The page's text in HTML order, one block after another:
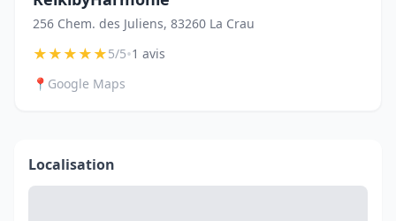
256 Chem. des Juliens, 83260 La Crau
★★★★★5/5•1 avis
📍 Google Maps
Localisation